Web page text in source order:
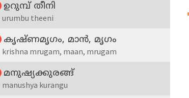
ഉറുമ്പ്‌ തീനി
urumbu theeni
കൃഷ്‌ണമൃഗം, മാന്‍, മൃഗം
krishna mrugam, maan, mrugam
മനുഷ്യക്കുരങ്ങ്‌
manushya kurangu